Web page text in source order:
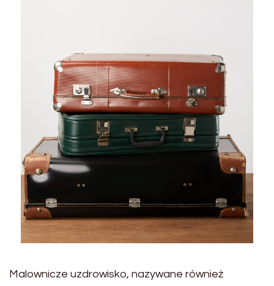
Malownicze uzdrowisko, nazywane również